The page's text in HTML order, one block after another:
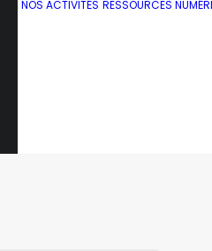
NOS ACTIVITÉS RESSOURCES